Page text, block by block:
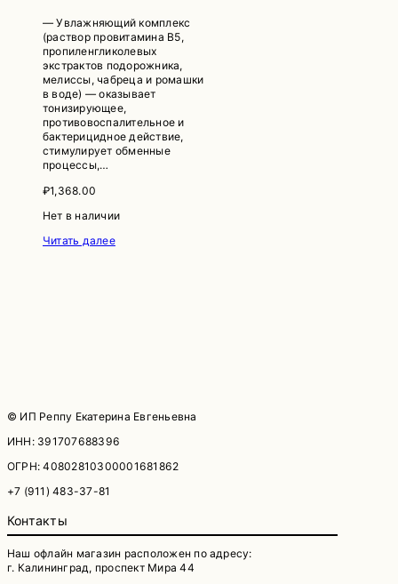
— Увлажняющий комплекс
(раствор провитамина В5,
пропиленгликолевых
экстрактов подорожника,
мелиссы, чабреца и ромашки
в воде) — оказывает
тонизирующее,
противовоспалительное и
бактерицидное действие,
стимулирует обменные
процессы,…
₽1,368.00
Нет в наличии
Читать далее
© ИП Реппу Екатерина Евгеньевна
ИНН: 391707688396
ОГРН: 40802810300001681862
+7 (911) 483-37-81
Контакты
Наш офлайн магазин расположен по адресу:
г. Калининград, проспект Мира 44